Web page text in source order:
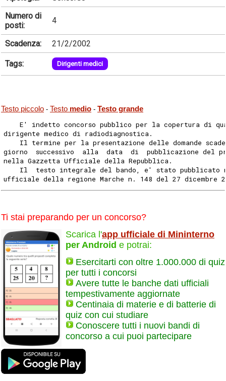
Numero di
posti:
4
Scadenza: 21/2/2002
Tags: Dirigenti medici
Testo piccolo - Testo medio - Testo grande
E' indetto concorso pubblico per la copertura di
dirigente medico di radiodiagnostica.
Il termine per la presentazione delle domande
giorno  successivo  alla  data  di  pubblicazione del
nella Gazzetta Ufficiale della Repubblica.
Il  testo integrale del bando, e' stato pubblicato
ufficiale della regione Marche n. 148 del 27 dicembre
Ti stai preparando per un concorso?
Scarica l'app ufficiale di Mininterno
per Android e potrai:
Esercitarti con oltre 1.000.000 di quiz
per tutti i concorsi
Avere tutte le banche dati ufficiali
tempestivamente aggiornate
Centinaia di materie e di batterie di
quiz con cui studiare
Conoscere tutti i nuovi bandi di
concorso a cui puoi partecipare